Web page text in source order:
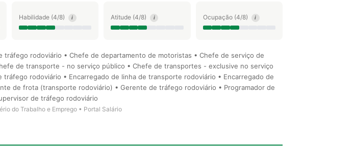
Habilidade (4/8) i Atitude (4/8) i Ocupação (4/8) i
tráfego rodoviário • Chefe de departamento de motoristas • Chefe de serviço de
de transporte - no serviço público • Chefe de transportes - exclusive no serviço
tráfego rodoviário • Encarregado de linha de transporte rodoviário • Encarregado de
de frota (transporte rodoviário) • Gerente de tráfego rodoviário • Programador de
de tráfego rodoviário
do Trabalho e Emprego • Portal Salário